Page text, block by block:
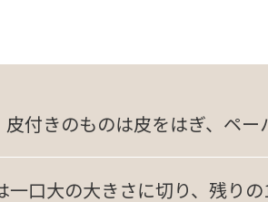
付きのものは皮をはぎ、ペー
口大の大きさに切り、残りの